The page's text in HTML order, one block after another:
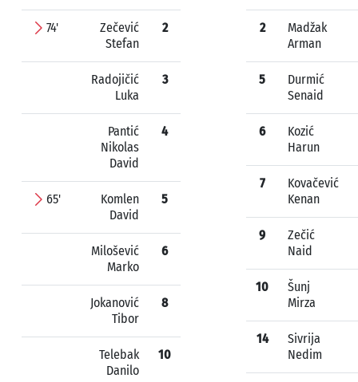
74'
Zečević
Stefan
2
Radojičić
Luka
3
Pantić
Nikolas
David
4
65'
Komlen
David
5
Milošević
Marko
6
Jokanović
Tibor
8
Telebak
Danilo
10
2
Madžak
Arman
5
Durmić
Senaid
6
Kozić
Harun
7
Kovačević
Kenan
9
Zečić
Naid
10
Šunj
Mirza
14
Sivrija
Nedim